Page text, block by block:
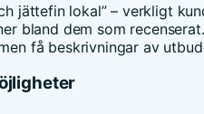
jättefin lokal” – verkligt
bland dem som recenserat.
få beskrivningar av